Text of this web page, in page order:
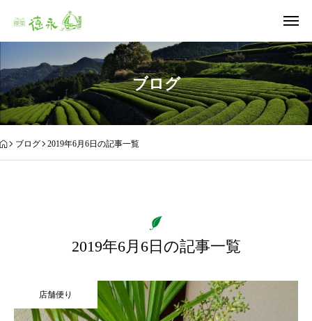
ブログ
ブログ 2019年6月6日の記事一覧
2019年6月6日の記事一覧
店舗便り